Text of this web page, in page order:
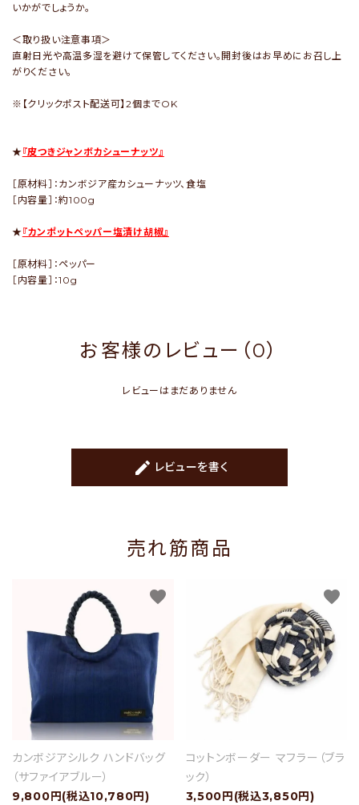
いかがでしょうか。
＜取り扱い注意事項＞
直射日光や高温多湿を避けて保管してください。開封後はお早めにお召し上
がりください。
※【クリックポスト配送可】2個までOK
★『皮つきジャンボカシューナッツ』
［原材料］：カンボジア産カシューナッツ、食塩
［内容量］：約100g
★『カンポットペッパー塩漬け胡椒』
［原材料］：ペッパー
［内容量］：10g
お客様のレビュー（0）
レビューはまだありません
create レビューを書く
売れ筋商品
カンボジアシルク ハンドバッグ
（サファイアブルー）
9,800円(税込10,780円)
favorite
コットンボーダー マフラー（ブラ
ック）
3,500円(税込3,850円)
favorite